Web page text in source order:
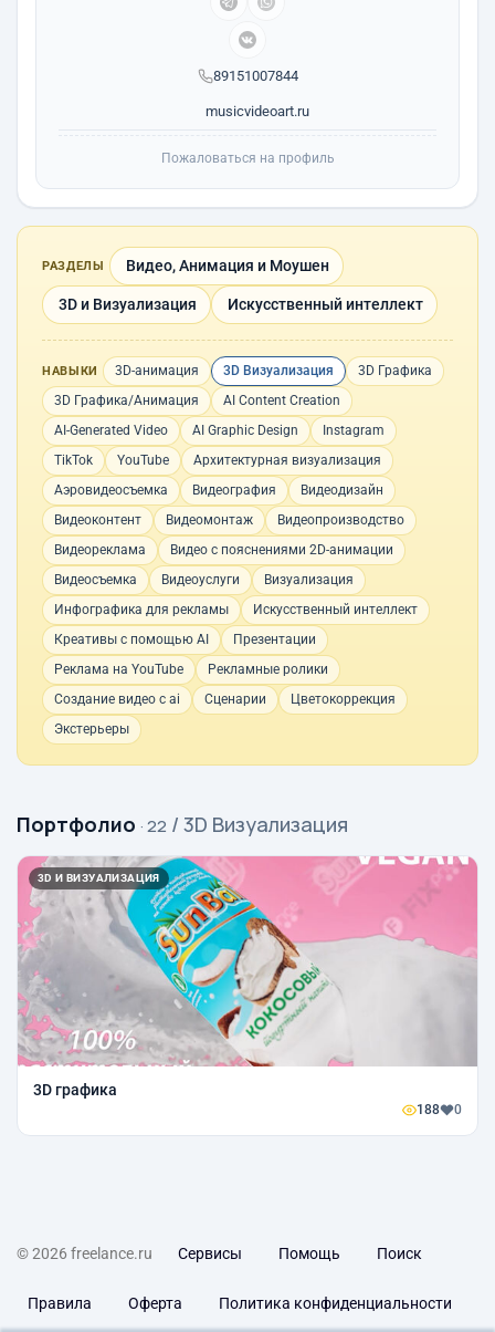
89151007844
musicvideoart.ru
Пожаловаться на профиль
РАЗДЕЛЫ Видео, Анимация и Моушен
3D и Визуализация Искусственный интеллект
НАВЫКИ 3D-анимация 3D Визуализация
3D Графика
3D Графика/Анимация
AI Content Creation
AI-Generated Video
AI Graphic Design
Instagram
TikTok
YouTube
Архитектурная визуализация
Аэровидеосъемка
Видеография
Видеодизайн
Видеоконтент
Видеомонтаж
Видеопроизводство
Видеореклама
Видео с пояснениями 2D-анимации
Видеосъемка
Видеоуслуги
Визуализация
Инфографика для рекламы
Искусственный интеллект
Креативы с помощью AI
Презентации
Реклама на YouTube
Рекламные ролики
Создание видео с ai
Сценарии
Цветокоррекция
Экстерьеры
Портфолио · 22 / 3D Визуализация
3D И ВИЗУАЛИЗАЦИЯ
3D графика
188 0
© 2026 freelance.ru Сервисы Помощь Поиск
Правила Оферта Политика конфиденциальности